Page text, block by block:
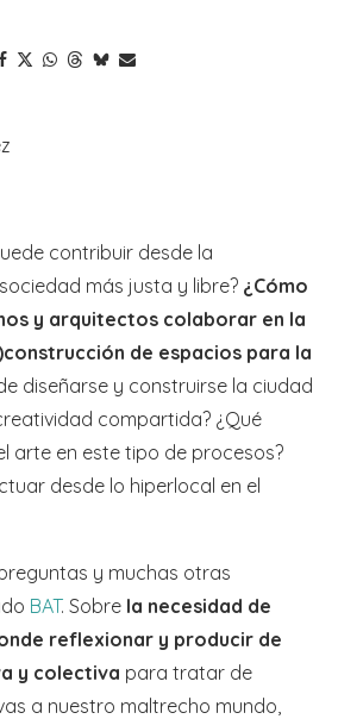
contribuir desde la
más justa y libre? ¿Cómo
y arquitectos colaborar en la
de espacios para la
diseñarse y construirse la ciudad
compartida? ¿Qué
arte en este tipo de procesos?
desde lo hiperlocal en el
y muchas otras
BAT. Sobre la necesidad de
reflexionar y producir de
y colectiva para tratar de
a nuestro maltrecho mundo,